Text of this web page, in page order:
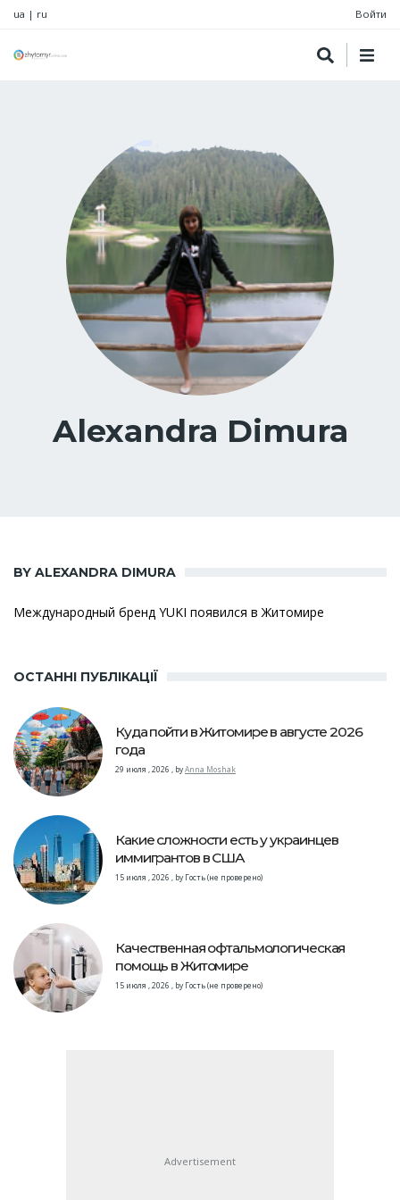
ua | ru Войти
Alexandra Dimura
BY ALEXANDRA DIMURA
Международный бренд YUKI появился в Житомире
ОСТАННІ ПУБЛІКАЦІЇ
Куда пойти в Житомире в августе 2026
года
29 июля , 2026 , byAnna Moshak
Какие сложности есть у украинцев
иммигрантов в США
15 июля , 2026 , by Гость (не проверено)
Качественная офтальмологическая
помощь в Житомире
15 июля , 2026 , by Гость (не проверено)
Advertisement